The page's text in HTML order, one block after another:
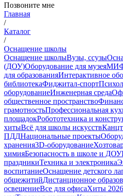
Позвоните мне
Главная
/
Каталог
/
Оснащение школы
Оснащение школыВузы, ссузы
(ДОУ)Оборудование для музеяМИФ
для образованияИнтерактивное
библиотекаФиджитал-спорт
оборудованиеИнженерная среда
общественное пространство
грамотностьПрофессиональная
площадокРобототехника и
хитыВсё для школы искусств
ПДДНациональные проекты
хранения3D-оборудование
химияБезопасность в школе и ДОУ
праздникиТехника и электроника
воспитаниеОснащение детского
общежитийДистанционное
освещениеВсе для офисаХиты 2026